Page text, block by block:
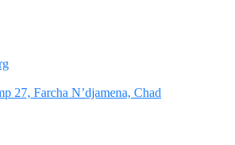
27, Farcha N’djamena, Chad